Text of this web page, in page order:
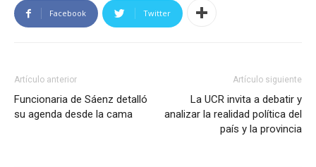
Facebook Twitter
Artículo anterior
Funcionaria de Sáenz detalló
su agenda desde la cama
Artículo siguiente
La UCR invita a debatir y
analizar la realidad política del
país y la provincia